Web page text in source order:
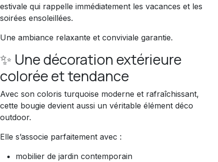
estivale qui rappelle immédiatement les vacances et les
soirées ensoleillées.
Une ambiance relaxante et conviviale garantie.
✨ Une décoration extérieure
colorée et tendance
Avec son coloris turquoise moderne et rafraîchissant,
cette bougie devient aussi un véritable élément déco
outdoor.
Elle s’associe parfaitement avec :
mobilier de jardin contemporain